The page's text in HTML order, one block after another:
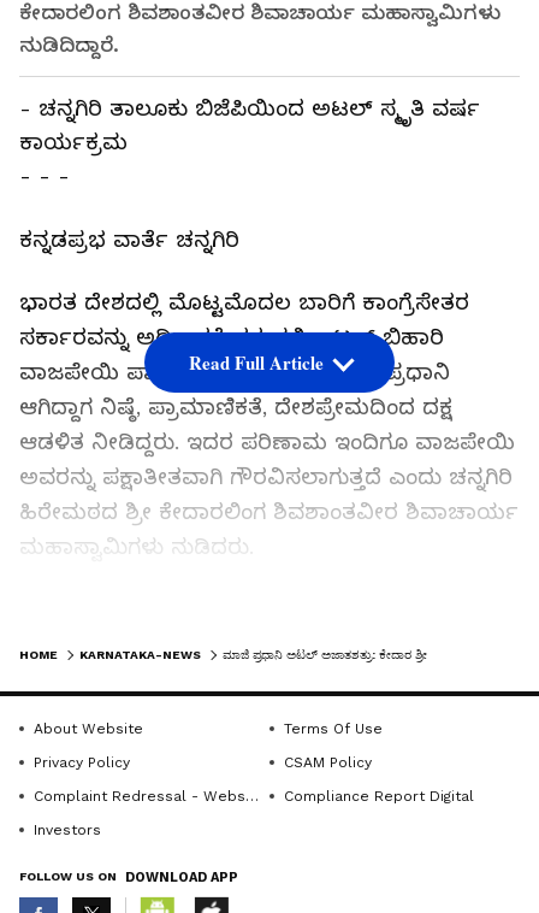
ಕೇದಾರಲಿಂಗ ಶಿವಶಾಂತವೀರ ಶಿವಾಚಾರ್ಯ ಮಹಾಸ್ವಾಮಿಗಳು
ನುಡಿದಿದ್ದಾರೆ.
- ಚನ್ನಗಿರಿ ತಾಲೂಕು ಬಿಜೆಪಿಯಿಂದ ಅಟಲ್ ಸ್ಮೃತಿ ವರ್ಷ
ಕಾರ್ಯಕ್ರಮ
- - -
ಕನ್ನಡಪ್ರಭ ವಾರ್ತೆ ಚನ್ನಗಿರಿ
ಭಾರತ ದೇಶದಲ್ಲಿ ಮೊಟ್ಟಮೊದಲ ಬಾರಿಗೆ ಕಾಂಗ್ರೆಸೇತರ
ಸರ್ಕಾರವನ್ನು ಅಧಿಕಾರಕ್ಕೆ ತರುವಲ್ಲಿ ಅಟಲ್ ಬಿಹಾರಿ
ವಾಜಪೇಯಿ ಪಾತ್ರ ಮಹತ್ವದ್ದಾಗಿಗಿದೆ. ಇವರು ಪ್ರಧಾನಿ
ಆಗಿದ್ದಾಗ ನಿಷ್ಠೆ, ಪ್ರಾಮಾಣಿಕತೆ, ದೇಶಪ್ರೇಮದಿಂದ ದಕ್ಷ
ಆಡಳಿತ ನೀಡಿದ್ದರು. ಇದರ ಪರಿಣಾಮ ಇಂದಿಗೂ ವಾಜಪೇಯಿ
ಅವರನ್ನು ಪಕ್ಷಾತೀತವಾಗಿ ಗೌರವಿಸಲಾಗುತ್ತದೆ ಎಂದು ಚನ್ನಗಿರಿ
ಹಿರೇಮಠದ ಶ್ರೀ ಕೇದಾರಲಿಂಗ ಶಿವಶಾಂತವೀರ ಶಿವಾಚಾರ್ಯ
ಮಹಾಸ್ವಾಮಿಗಳು ನುಡಿದರು.
ತಾಲೂಕು ಬಿಜೆಪಿ ವತಿಯಿಂದ ಮಾಜಿ ಪ್ರಧಾನಿ ಅಟಲ್
ವಾಜಪೇಯಿ ಆಡಳಿತ ಅವಧಿಯಲ್ಲಿ ಚತುಷ್ಪಥ ರಸ್ತೆಗಳು,
ನೆರೆಯ ದೇಶಗಳೊಂದಿಗೆ ಸೌಹಾರ್ದತೆ ಬೆಳೆಸುವುದು ಸೇರಿದಂತೆ
Read Full Article
HOME KARNATAKA-NEWS ಮಾಜಿ ಪ್ರಧಾನಿ ಅಟಲ್‌ ಅಜಾತಶತ್ರು: ಕೇದಾರ ಶ್ರೀ
About Website
Terms Of Use
Privacy Policy
CSAM Policy
Complaint Redressal - Website
Compliance Report Digital
Investors
FOLLOW US ON DOWNLOAD APP